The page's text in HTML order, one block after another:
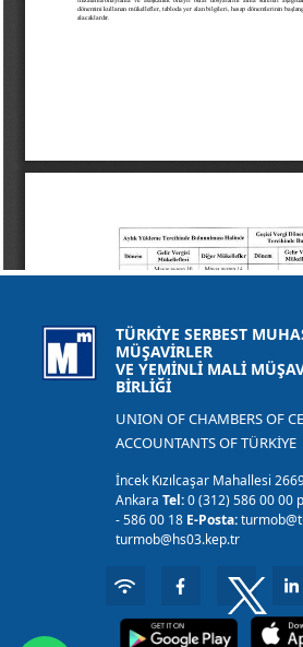
TÜRKİYE SERBEST
MÜŞAVİRLER
VE YEMİNLİ MALİ
BİRLİĞİ
UNION OF CHAMBERS OF
ACCOUNTANTS OF TÜRKİYE
İncek Kızılcaşar Mahallesi
AnkaraTel:0 (312) 586 00 00
- 586 00 18 E-Posta:
turmob@hs03.kep.tr